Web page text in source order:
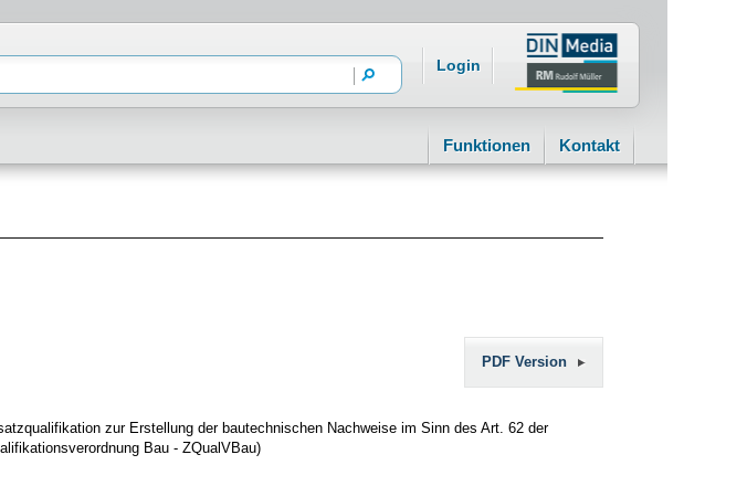
Login
Funktionen Kontakt
PDF Version
zur Erstellung der bautechnischen Nachweise im Sinn des Art. 62 der
Bau - ZQualVBau)